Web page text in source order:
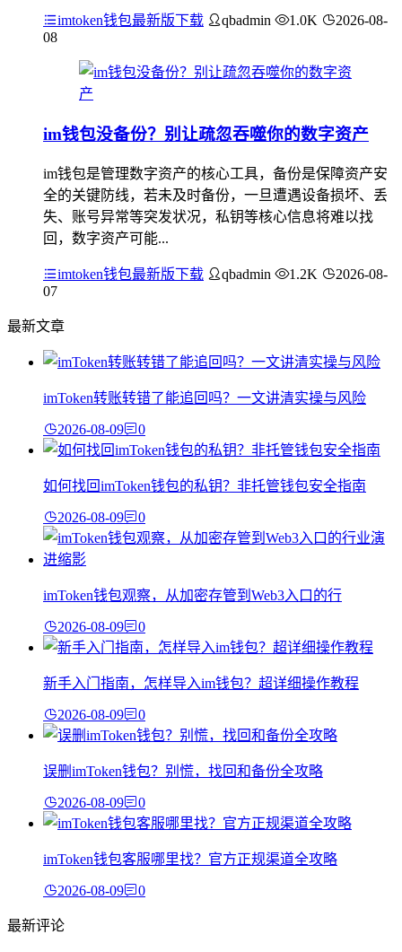
imtoken钱包最新版下载 qbadmin 1.0K
2026-08-
08
im钱包没备份？别让疏忽吞噬你的数字资产
im钱包是管理数字资产的核心工具，备份是保障资产安
全的关键防线，若未及时备份，一旦遭遇设备损坏、丢
失、账号异常等突发状况，私钥等核心信息将难以找
回，数字资产可能...
imtoken钱包最新版下载 qbadmin 1.2K
2026-08-
07
最新文章
imToken转账转错了能追回吗？一文讲清实操与风险
2026-08-09 0
如何找回imToken钱包的私钥？非托管钱包安全指南
2026-08-09 0
imToken钱包观察，从加密存管到Web3入口的行
2026-08-09 0
新手入门指南，怎样导入im钱包？超详细操作教程
2026-08-09 0
误删imToken钱包？别慌，找回和备份全攻略
2026-08-09 0
imToken钱包客服哪里找？官方正规渠道全攻略
2026-08-09 0
最新评论